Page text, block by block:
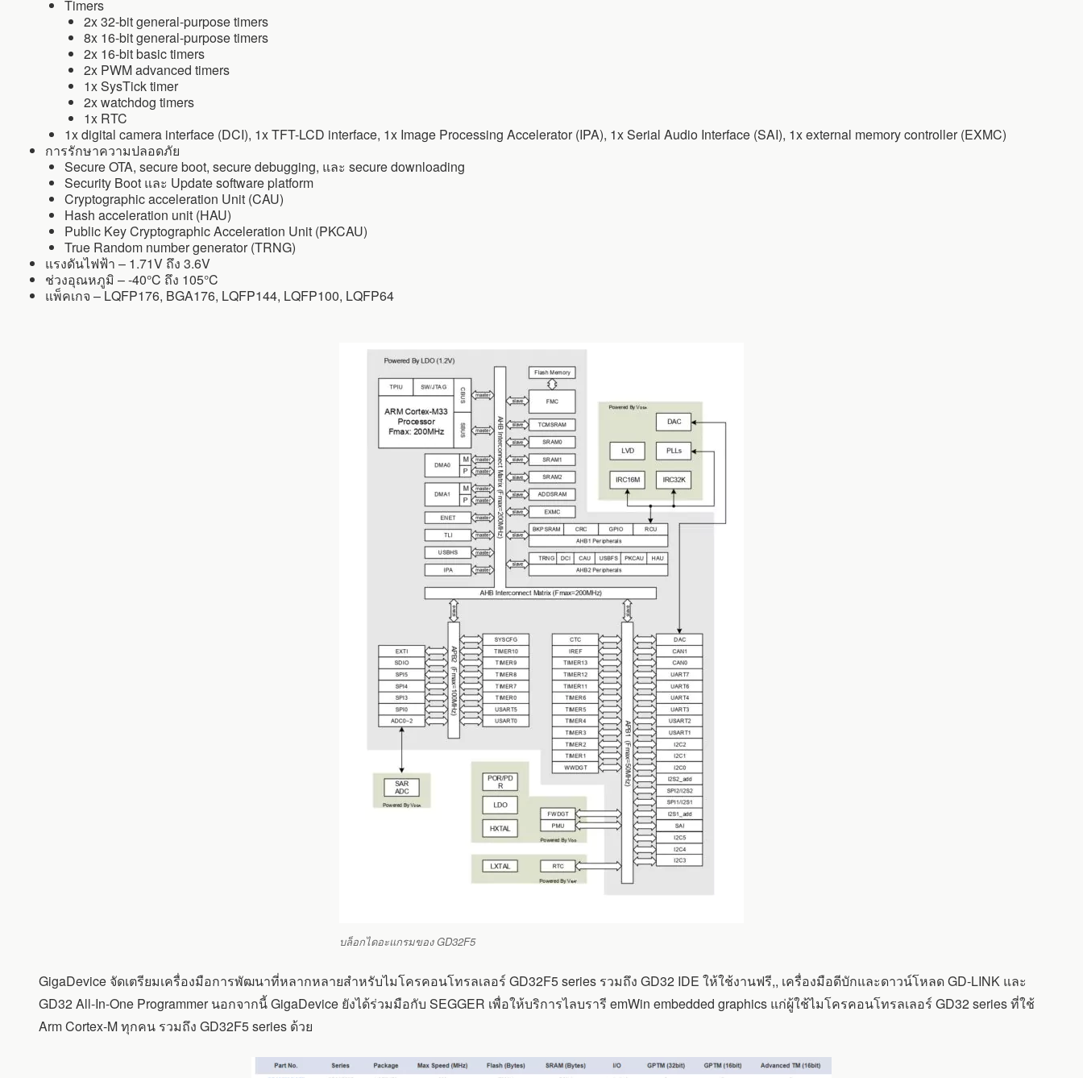
Timers
2x 32-bit general-purpose timers
8x 16-bit general-purpose timers
2x 16-bit basic timers
2x PWM advanced timers
1x SysTick timer
2x watchdog timers
1x RTC
1x digital camera interface (DCI), 1x TFT-LCD interface, 1x Image Processing Accelerator (IPA), 1x Serial Audio Interface (SAI), 1x external memory controller (EXMC)
การรักษาความปลอดภัย
Secure OTA, secure boot, secure debugging, และ secure downloading
Security Boot และ Update software platform
Cryptographic acceleration Unit (CAU)
Hash acceleration unit (HAU)
Public Key Cryptographic Acceleration Unit (PKCAU)
True Random number generator (TRNG)
แรงดันไฟฟ้า – 1.71V ถึง 3.6V
ช่วงอุณหภูมิ – -40°C ถึง 105°C
แพ็คเกจ – LQFP176, BGA176, LQFP144, LQFP100, LQFP64
บล็อกไดอะแกรมของ GD32F5
GigaDevice จัดเตรียมเครื่องมือการพัฒนาที่หลากหลายสำหรับไมโครคอนโทรลเลอร์ GD32F5 series รวมถึง GD32 IDE ให้ใช้งานฟรี,, เครื่องมือดีบักและดาวน์โหลด GD-LINK และ
GD32 All-In-One Programmer นอกจากนี้ GigaDevice ยังได้ร่วมมือกับ SEGGER เพื่อให้บริการไลบรารี emWin embedded graphics แก่ผู้ใช้ไมโครคอนโทรลเลอร์ GD32 series ที่ใช้
Arm Cortex-M ทุกคน รวมถึง GD32F5 series ด้วย